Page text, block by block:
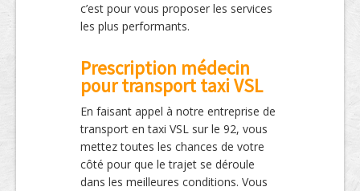
c’est pour vous proposer les services
les plus performants.
Prescription médecin
pour transport taxi VSL
En faisant appel à notre entreprise de
transport en taxi VSL sur le 92, vous
mettez toutes les chances de votre
côté pour que le trajet se déroule
dans les meilleures conditions. Vous